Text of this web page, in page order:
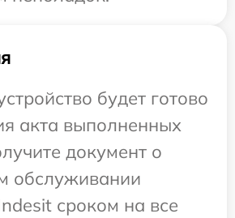
будет готово
акта выполненных
документ о
обслуживании
сроком на все